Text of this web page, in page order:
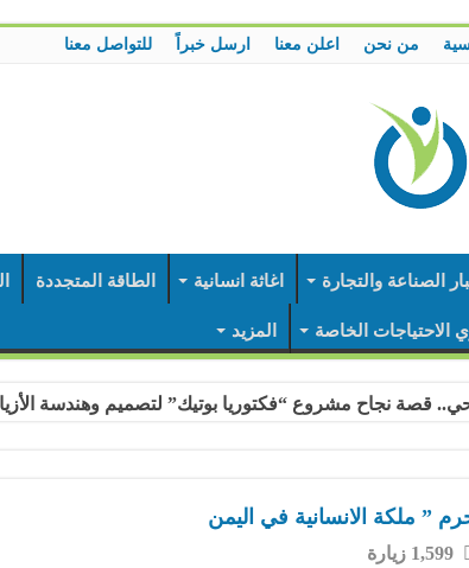
من نحن اعلن معنا ارسل خبراً للتواصل معنا
الصناعة والتجارة اغاثة انسانية الطاقة المتجددة
الاحتياجات الخاصة المزيد
قصة نجاح مشروع “فكتوريا بوتيك” لتصميم وهندسة
” ملكة الانسانية في اليمن
1,599 زيارة